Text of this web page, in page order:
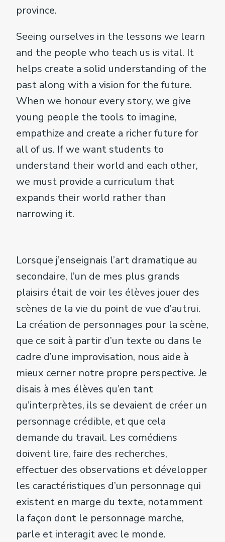
province.
Seeing ourselves in the lessons we learn
and the people who teach us is vital. It
helps create a solid understanding of the
past along with a vision for the future.
When we honour every story, we give
young people the tools to imagine,
empathize and create a richer future for
all of us. If we want students to
understand their world and each other,
we must provide a curriculum that
expands their world rather than
narrowing it.
Lorsque j’enseignais l’art dramatique au
secondaire, l’un de mes plus grands
plaisirs était de voir les élèves jouer des
scènes de la vie du point de vue d’autrui.
La création de personnages pour la scène,
que ce soit à partir d’un texte ou dans le
cadre d’une improvisation, nous aide à
mieux cerner notre propre perspective. Je
disais à mes élèves qu’en tant
qu’interprètes, ils se devaient de créer un
personnage crédible, et que cela
demande du travail. Les comédiens
doivent lire, faire des recherches,
effectuer des observations et développer
les caractéristiques d’un personnage qui
existent en marge du texte, notamment
la façon dont le personnage marche,
parle et interagit avec le monde.